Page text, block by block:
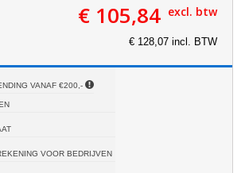
€ 105,84 excl. btw
€ 128,07 incl. BTW
VANAF €200,-
VOOR BEDRIJVEN